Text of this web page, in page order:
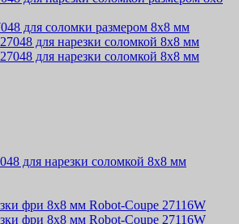
для нарезки соломкой 8х8 мм